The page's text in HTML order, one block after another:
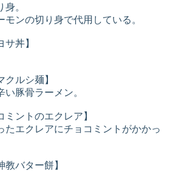
。
モンの切り身で代用している。
サ丼】
クルシ麺】
豚骨ラーメン。
ミントのエクレア】
たエクレアにチョコミントがかかっ
教バター餅】